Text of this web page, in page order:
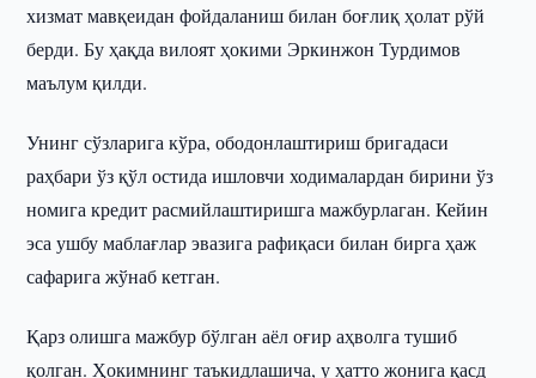
хизмат мавқеидан фойдаланиш билан боғлиқ ҳолат рўй
берди. Бу ҳақда вилоят ҳокими Эркинжон Турдимов
маълум қилди.
Унинг сўзларига кўра, ободонлаштириш бригадаси
раҳбари ўз қўл остида ишловчи ходималардан бирини ўз
номига кредит расмийлаштиришга мажбурлаган. Кейин
эса ушбу маблағлар эвазига рафиқаси билан бирга ҳаж
сафарига жўнаб кетган.
Қарз олишга мажбур бўлган аёл оғир аҳволга тушиб
қолган. Ҳокимнинг таъкидлашича, у ҳатто жонига қасд